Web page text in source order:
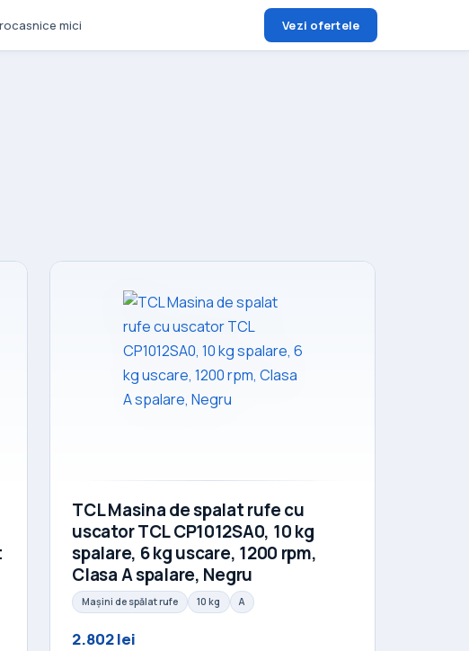
mici Vezi ofertele
TCL Masina de spalat rufe cu
uscator TCL CP1012SA0, 10 kg
spalare, 6 kg uscare, 1200 rpm,
Clasa A spalare, Negru
Mașini de spălat rufe 10 kg A
2.802 lei